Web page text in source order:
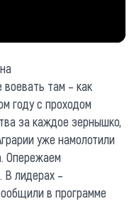
воевать там – как
году с проходом
за каждое зернышко,
уже намолотили
Опережаем
В лидерах –
в программе